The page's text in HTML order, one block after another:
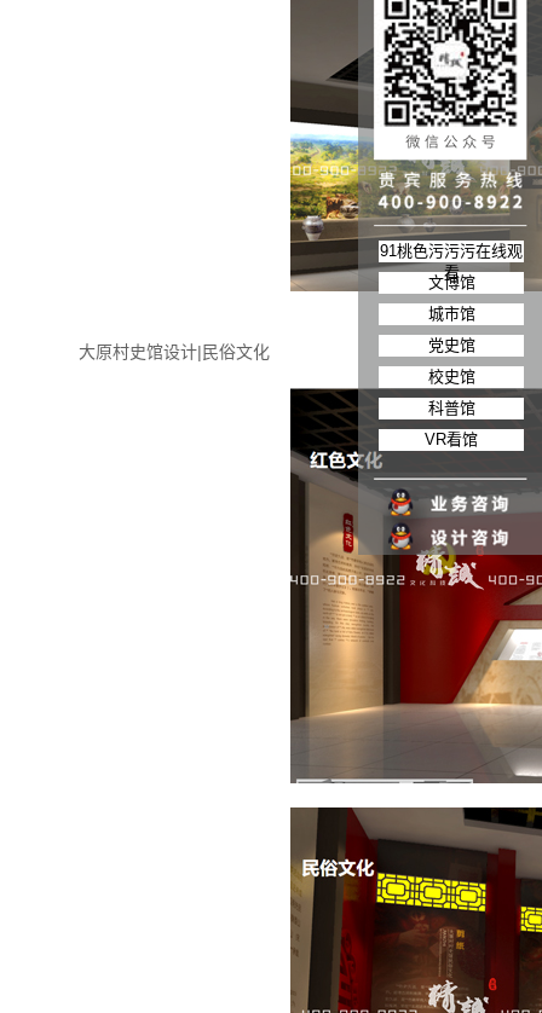
大原村史馆设计|民俗文化
91桃色污污污在线观
看
文博馆
城市馆
党史馆
校史馆
科普馆
VR看馆